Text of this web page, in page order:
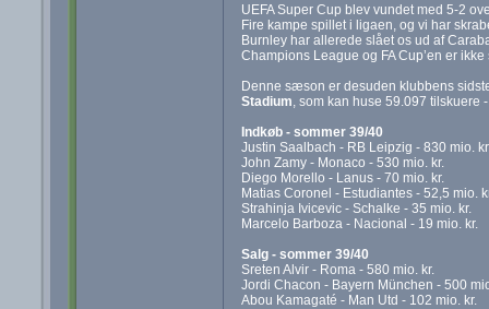
UEFA Super Cup blev vundet med 5-2
Fire kampe spillet i ligaen, og vi har
Burnley har allerede slået os ud af
Champions League og FA Cup’en er
Denne sæson er desuden klubbens
Stadium , som kan huse 59.097
Indkøb - sommer 39/40
Justin Saalbach - RB Leipzig - 830 mio.
John Zamy - Monaco - 530 mio. kr.
Diego Morello - Lanus - 70 mio. kr.
Matias Coronel - Estudiantes - 52,5 mio.
Strahinja Ivicevic - Schalke - 35 mio. kr.
Marcelo Barboza - Nacional - 19 mio. kr.
Salg - sommer 39/40
Sreten Alvir - Roma - 580 mio. kr.
Jordi Chacon - Bayern München - 500
Abou Kamagaté - Man Utd - 102 mio. kr.